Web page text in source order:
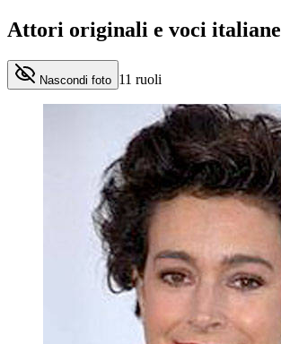
Attori originali e voci italiane
Nascondi foto 11 ruoli